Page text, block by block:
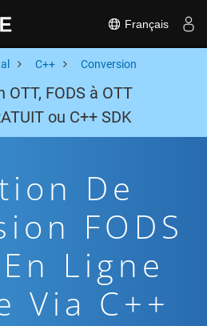
Français
C++ Conversion
FODS à OTT
ou C++ SDK
De
FODS
Ligne
Via C++